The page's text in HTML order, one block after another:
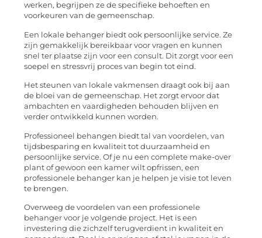
werken, begrijpen ze de specifieke behoeften en
voorkeuren van de gemeenschap.
Een lokale behanger biedt ook persoonlijke service. Ze
zijn gemakkelijk bereikbaar voor vragen en kunnen
snel ter plaatse zijn voor een consult. Dit zorgt voor een
soepel en stressvrij proces van begin tot eind.
Het steunen van lokale vakmensen draagt ook bij aan
de bloei van de gemeenschap. Het zorgt ervoor dat
ambachten en vaardigheden behouden blijven en
verder ontwikkeld kunnen worden.
Professioneel behangen biedt tal van voordelen, van
tijdsbesparing en kwaliteit tot duurzaamheid en
persoonlijke service. Of je nu een complete make-over
plant of gewoon een kamer wilt opfrissen, een
professionele behanger kan je helpen je visie tot leven
te brengen.
Overweeg de voordelen van een professionele
behanger voor je volgende project. Het is een
investering die zichzelf terugverdient in kwaliteit en